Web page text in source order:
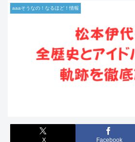
aaaそうなの！なるほど！情報
X Facebook